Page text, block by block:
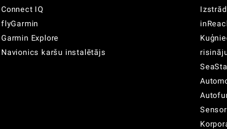
Connect IQ
flyGarmin
Garmin Explore
Navionics karšu instalētājs